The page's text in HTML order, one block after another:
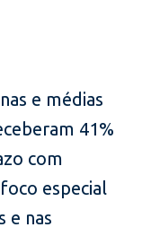
e médias
41%
com
especial
e nas